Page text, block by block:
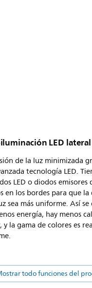
LED lateral
de la luz minimizada
tecnología LED.
LED o diodos emisores
en los bordes para que la
sea más uniforme. Así se
energía, hay menos
y la gama de colores es
todo funciones del